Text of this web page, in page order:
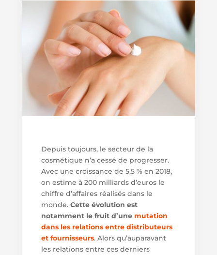
Depuis toujours, le secteur de la
cosmétique n’a cessé de progresser.
Avec une croissance de 5,5 % en 2018,
on estime à 200 milliards d’euros le
chiffre d’affaires réalisés dans le
monde. Cette évolution est
notamment le fruit d’une mutation
dans les relations entre distributeurs
et fournisseurs. Alors qu’auparavant
les relations entre ces derniers